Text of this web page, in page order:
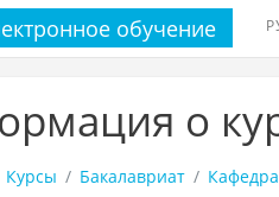
обучение
о
Курсы Бакалавриат